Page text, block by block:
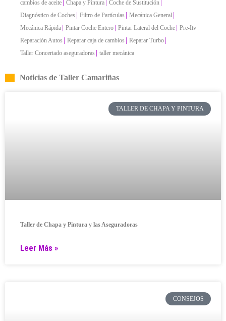
cambios de aceite Chapa y Pintura Coche de Sustitución
Diagnóstico de Coches Filtro de Partículas Mecánica General
Mecánica Rápida Pintar Coche Entero Pintar Lateral del Coche Pre-Itv
Reparación Autos Reparar caja de cambios Reparar Turbo
Taller Concertado aseguradoras taller mecánica
Noticias de Taller Camariñas
TALLER DE CHAPA Y PINTURA
Taller de Chapa y Pintura y las Aseguradoras
Leer Más »
CONSEJOS